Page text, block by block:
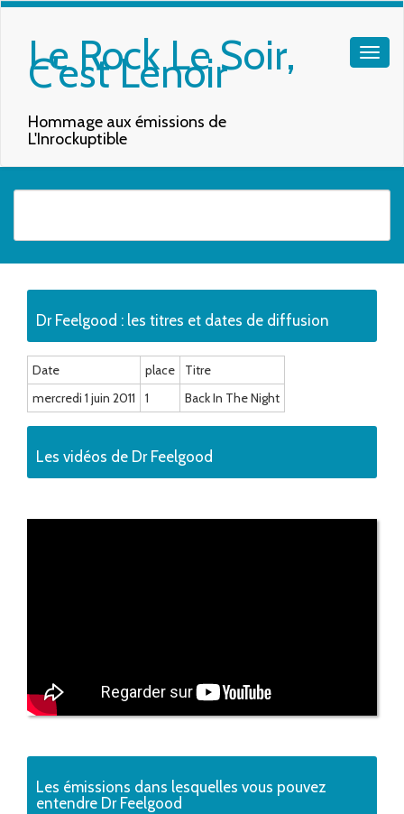
Le Rock Le Soir,
C'est Lenoir
Hommage aux émissions de
L'Inrockuptible
Dr Feelgood : les titres et dates de diffusion
Date place
Titre
mercredi 1 juin 2011
1 Back In The Night
Les vidéos de Dr Feelgood
Les émissions dans lesquelles vous pouvez
entendre Dr Feelgood